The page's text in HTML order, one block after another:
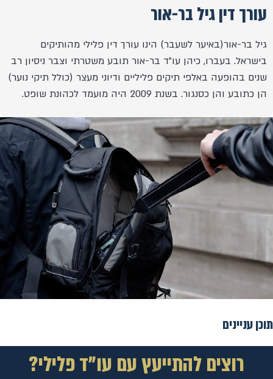
עורך דין גיל בר-אור
גיל בר-אור(באיער לשעבר) הינו עורך דין פלילי מהותיקים
בישראל. בעברו, כיהן עו"ד בר-אור תובע משטרתי וצבר ניסיון רב
שנים בהופעה באלפי תיקים פליליים ודיוני מעצר (כולל תיקי נוער)
הן כתובע והן כסנגור. בשנת 2009 היה מועמד לכהונת שופט.
תוכן עניינים
רוצים להתייעץ עם עו"ד פלילי?